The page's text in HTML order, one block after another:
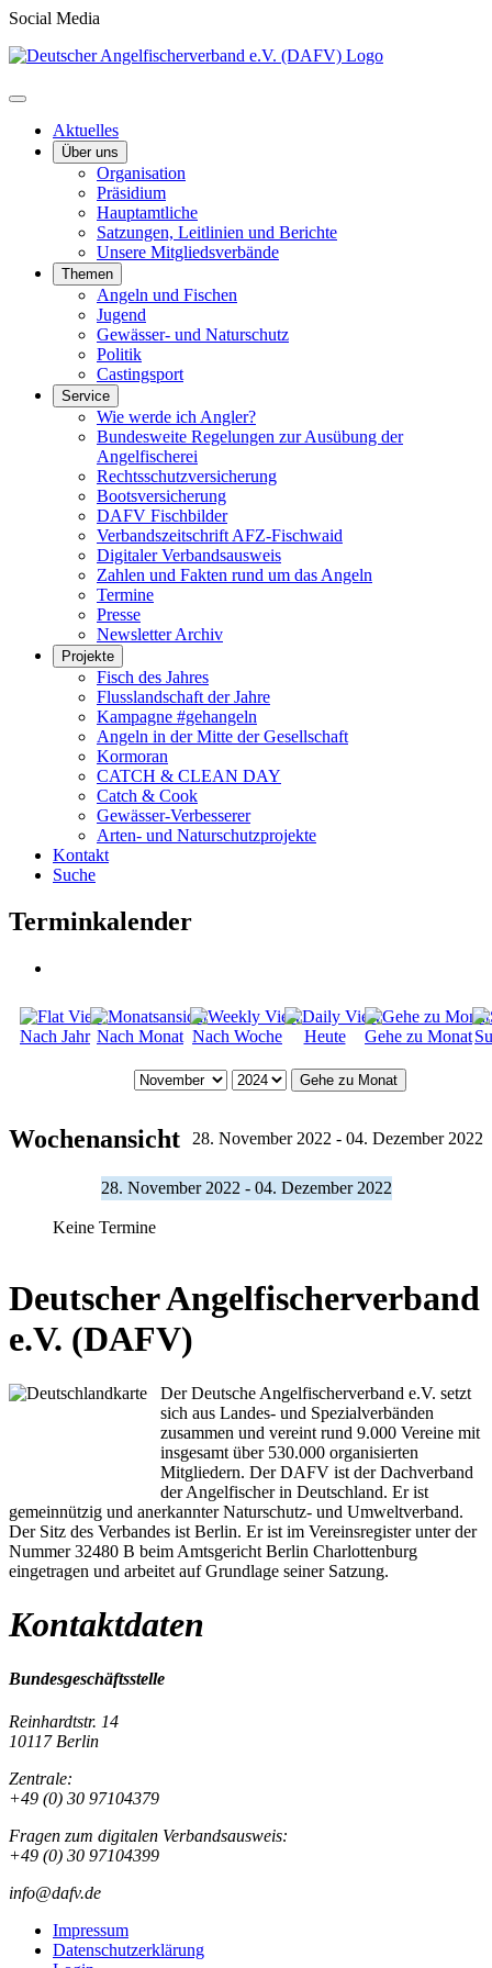
Social Media
Aktuelles
Über uns
Organisation
Präsidium
Hauptamtliche
Satzungen, Leitlinien und Berichte
Unsere Mitgliedsverbände
Themen
Angeln und Fischen
Jugend
Gewässer- und Naturschutz
Politik
Castingsport
Service
Wie werde ich Angler?
Bundesweite Regelungen zur Ausübung der
Angelfischerei
Rechtsschutzversicherung
Bootsversicherung
DAFV Fischbilder
Verbandszeitschrift AFZ-Fischwaid
Digitaler Verbandsausweis
Zahlen und Fakten rund um das Angeln
Termine
Presse
Newsletter Archiv
Projekte
Fisch des Jahres
Flusslandschaft der Jahre
Kampagne #gehangeln
Angeln in der Mitte der Gesellschaft
Kormoran
CATCH & CLEAN DAY
Catch & Cook
Gewässer-Verbesserer
Arten- und Naturschutzprojekte
Kontakt
Suche
Terminkalender
Nach Jahr Nach Monat Nach Woche Heute Gehe zu Monat
Gehe zu Monat
Wochenansicht 28. November 2022 - 04. Dezember 2022
28. November 2022 - 04. Dezember 2022
Keine Termine
Deutscher Angelfischerverband
e.V. (DAFV)
Der Deutsche Angelfischerverband e.V. setzt
sich aus Landes- und Spezialverbänden
zusammen und vereint rund 9.000 Vereine mit
insgesamt über 530.000 organisierten
Mitgliedern. Der DAFV ist der Dachverband
der Angelfischer in Deutschland. Er ist
gemeinnützig und anerkannter Naturschutz- und Umweltverband.
Der Sitz des Verbandes ist Berlin. Er ist im Vereinsregister unter der
Nummer 32480 B beim Amtsgericht Berlin Charlottenburg
eingetragen und arbeitet auf Grundlage seiner Satzung.
Kontaktdaten
Bundesgeschäftsstelle
Reinhardtstr. 14
10117 Berlin
Zentrale:
+49 (0) 30 97104379
Fragen zum digitalen Verbandsausweis:
+49 (0) 30 97104399
info@dafv.de
Impressum
Datenschutzerklärung